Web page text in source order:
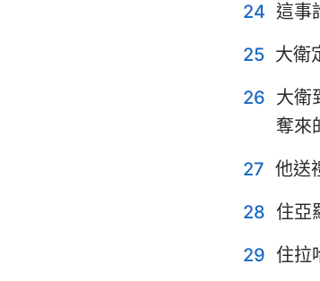
24 這事
25 大衛
26 大衛
奪來
27 他送
28 住亞
29 住拉